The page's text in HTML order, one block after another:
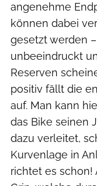
angenehme
können dabei
gesetzt werden
unbeeindruckt
Reserven
positiv fällt die
auf. Man kann
das Bike seinen
dazu verleitet,
Kurvenlage in
richtet es schon!